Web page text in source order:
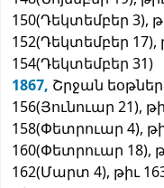
150(Դեկտեմբեր 3),
152(Դեկտեմբեր 17),
154(Դեկտեմբեր 31)
1867, Շրջան
156(Յունուար 21),
158(Փետրուար 4),
160(Փետրուար 18),
162(Մարտ 4), թիւ